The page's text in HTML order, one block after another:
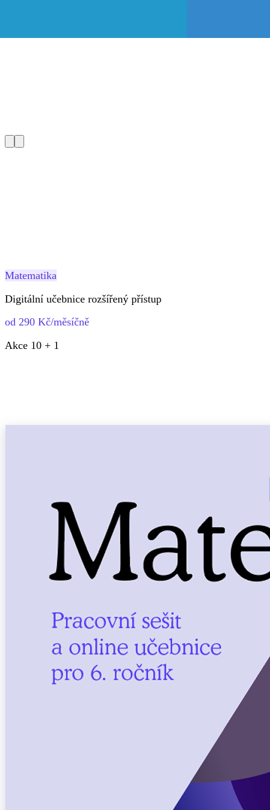
Matematika
Digitální učebnice rozšířený přístup
od 290 Kč/měsíčně
Akce 10 + 1